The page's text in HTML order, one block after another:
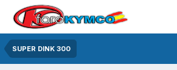
SUPER DINK 300